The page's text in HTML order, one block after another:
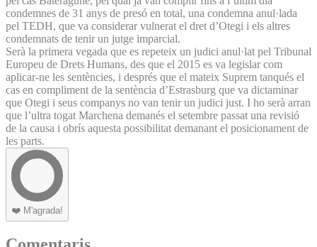
condemnes de 31 anys de presó en total, una condemna anul·lada
pel TEDH, que va considerar vulnerat el dret d’Otegi i els altres
condemnats de tenir un jutge imparcial.
Serà la primera vegada que es repeteix un judici anul·lat pel Tribunal
Europeu de Drets Humans, des que el 2015 es va legislar com
aplicar-ne les sentències, i després que el mateix Suprem tanqués el
cas en compliment de la sentència d’Estrasburg que va dictaminar
que Otegi i seus companys no van tenir un judici just. I ho serà arran
que l’ultra togat Marchena demanés el setembre passat una revisió
de la causa i obrís aquesta possibilitat demanant el posicionament de
les parts.
❤️ M'agrada!